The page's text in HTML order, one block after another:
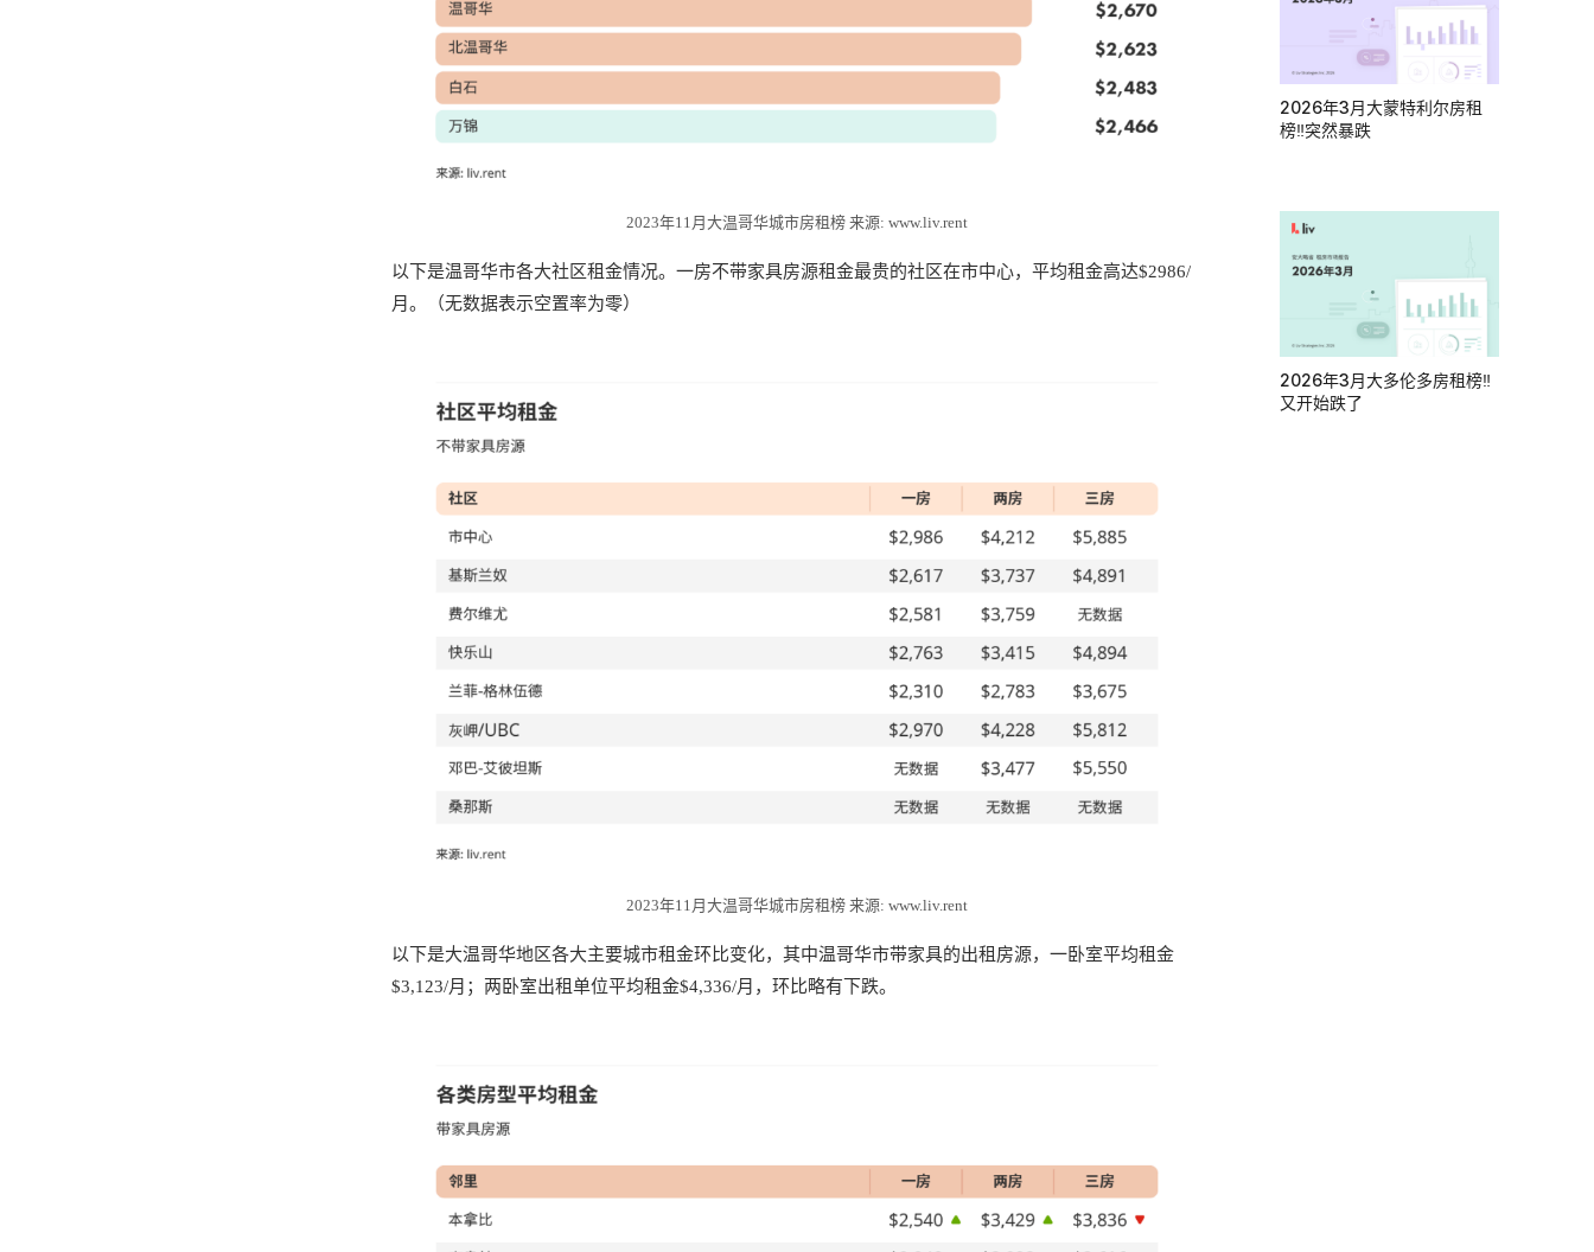
2023年11月大温哥华城市房租榜 来源: www.liv.rent
以下是温哥华市各大社区租金情况。一房不带家具房源租金最贵的社区在市中心，平均租金高达$2986/
月。（无数据表示空置率为零）
2023年11月大温哥华城市房租榜 来源: www.liv.rent
以下是大温哥华地区各大主要城市租金环比变化，其中温哥华市带家具的出租房源，一卧室平均租金
$3,123/月；两卧室出租单位平均租金$4,336/月，环比略有下跌。
2026年3月大蒙特利尔房租
榜‼️突然暴跌
2026年3月大多伦多房租榜‼️
又开始跌了